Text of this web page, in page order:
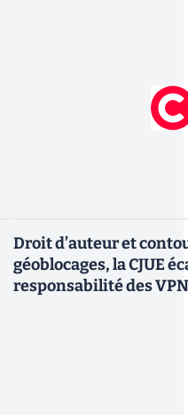
Droit d’auteur et
géoblocages, la CJUE
responsabilité des VPN